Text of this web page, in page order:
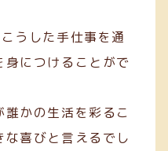
うした手仕事を通
身につけることがで
かの生活を彩るこ
喜びと言えるでし